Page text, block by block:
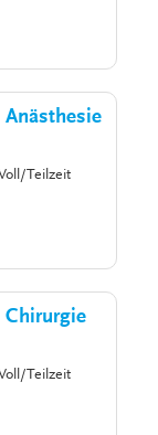
Anästhesie
Teilzeit
Chirurgie
Teilzeit